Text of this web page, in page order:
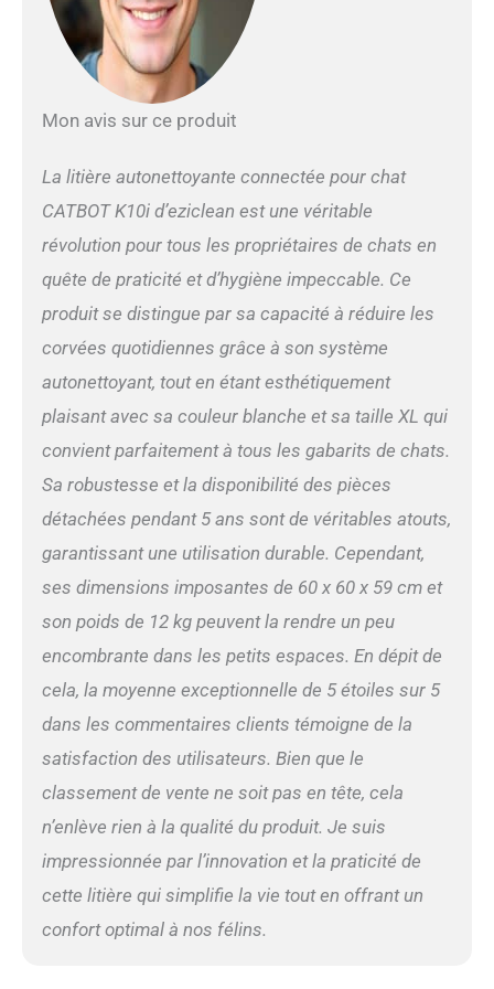
Mon avis sur ce produit
La litière autonettoyante connectée pour chat
CATBOT K10i d’eziclean est une véritable
révolution pour tous les propriétaires de chats en
quête de praticité et d’hygiène impeccable. Ce
produit se distingue par sa capacité à réduire les
corvées quotidiennes grâce à son système
autonettoyant, tout en étant esthétiquement
plaisant avec sa couleur blanche et sa taille XL qui
convient parfaitement à tous les gabarits de chats.
Sa robustesse et la disponibilité des pièces
détachées pendant 5 ans sont de véritables atouts,
garantissant une utilisation durable. Cependant,
ses dimensions imposantes de 60 x 60 x 59 cm et
son poids de 12 kg peuvent la rendre un peu
encombrante dans les petits espaces. En dépit de
cela, la moyenne exceptionnelle de 5 étoiles sur 5
dans les commentaires clients témoigne de la
satisfaction des utilisateurs. Bien que le
classement de vente ne soit pas en tête, cela
n’enlève rien à la qualité du produit. Je suis
impressionnée par l’innovation et la praticité de
cette litière qui simplifie la vie tout en offrant un
confort optimal à nos félins.